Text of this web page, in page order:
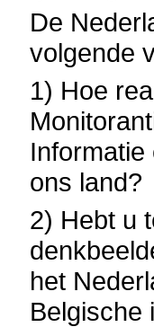
De
volgende
1) Hoe
ons land?
2) Hebt u
het
Belgische